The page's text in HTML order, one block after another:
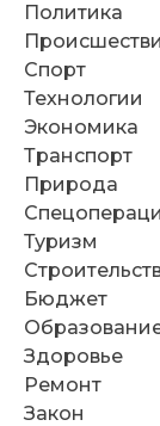
Политика
Спорт
Технологии
Экономика
Транспорт
Природа
Туризм
Бюджет
Здоровье
Ремонт
Закон